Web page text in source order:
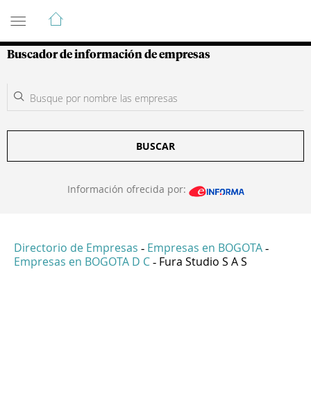
Guía de Empresas Colombianas
Buscador de información de empresas
BUSCAR
Información ofrecida por:
Directorio de Empresas - Empresas en BOGOTA -
Empresas en BOGOTA D C - Fura Studio S A S